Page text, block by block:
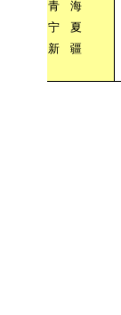
青
海
宁
夏
新
疆